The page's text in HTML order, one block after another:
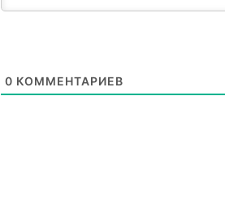
0 КОММЕНТАРИЕВ